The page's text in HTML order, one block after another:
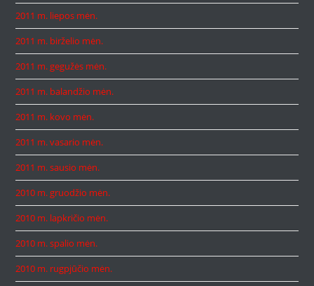
2011 m. liepos mėn.
2011 m. birželio mėn.
2011 m. gegužės mėn.
2011 m. balandžio mėn.
2011 m. kovo mėn.
2011 m. vasario mėn.
2011 m. sausio mėn.
2010 m. gruodžio mėn.
2010 m. lapkričio mėn.
2010 m. spalio mėn.
2010 m. rugpjūčio mėn.